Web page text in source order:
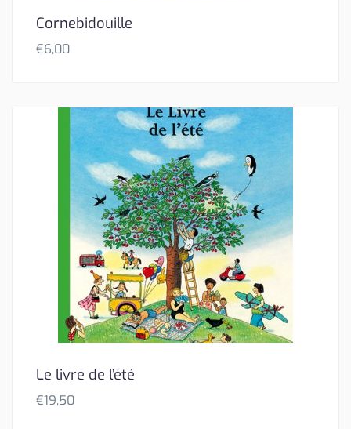
Cornebidouille
€6,00
Le livre de l’été
€19,50